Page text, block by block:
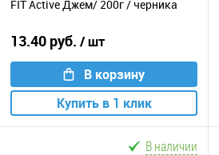
FIT Active Джем/ 200г / черника
13.40 руб. / шт
В корзину
Купить в 1 клик
В наличии